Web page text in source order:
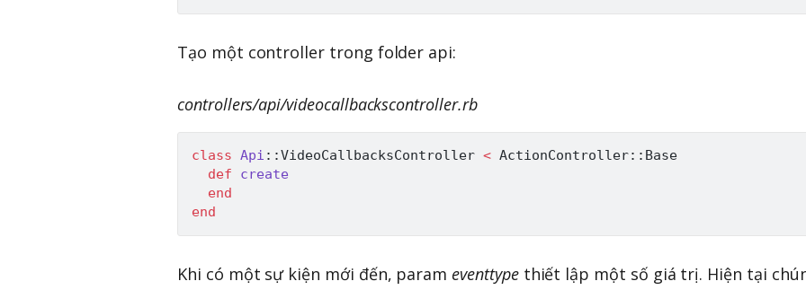
Tạo một controller trong folder api:
controllers/api/videocallbackscontroller.rb
class Api : :VideoCallbacksController < ActionController: : Base
def
create
end
end
Khi có một sự kiện mới đến, param eventtypethiết lập một số giá trị. Hiện tại